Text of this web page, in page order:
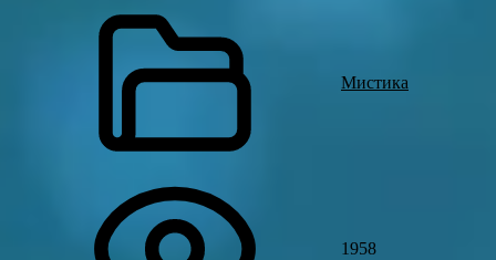
Мистика
1958